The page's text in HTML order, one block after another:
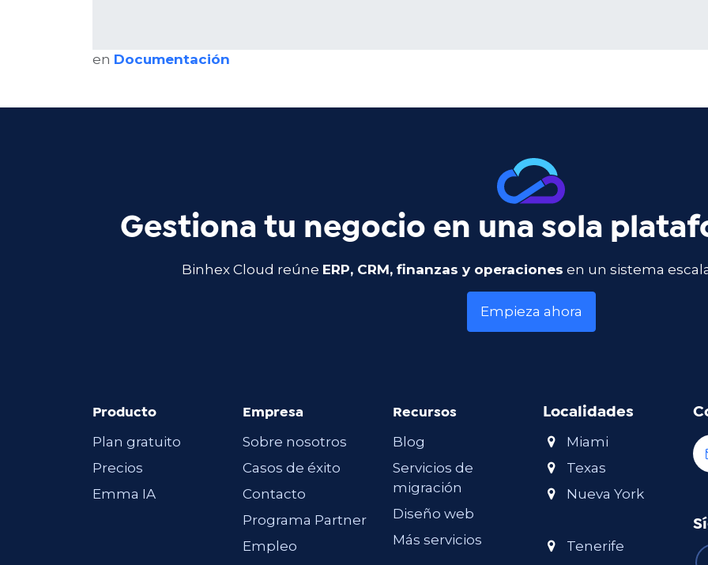
en Documentación
Gestiona tu negocio en una sola
Binhex Cloud reúne ERP, CRM, finanzas y operaciones en un sistema
Empieza ahora
Producto
Plan gratuito
Precios
Emma IA
Empresa
Sobre nosotros
Casos de éxito
Contacto
Programa Partner
Empleo
Recursos
Blog
Servicios de
migración
Diseño web
Más servicios
Localidades
Miami
Texas
Nueva York
Tenerife